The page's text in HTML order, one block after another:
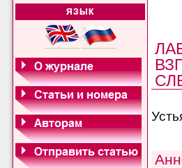
ЯЗЫК